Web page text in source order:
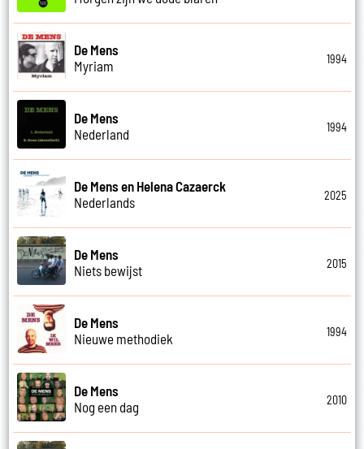
De Mens
Myriam
1994
De Mens
Nederland
1994
De Mens en Helena Cazaerck
Nederlands
2025
De Mens
Niets bewijst
2015
De Mens
Nieuwe methodiek
1994
De Mens
Nog een dag
2010